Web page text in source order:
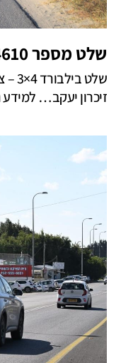
שלט מספר 4610 | בנימינה
זיכרון יעקב… למידע